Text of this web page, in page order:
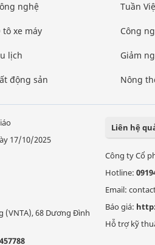
nghệ
tô xe máy
lịch
động sản
Tuần
Công
Giảm
Nông
17/10/2025
(VNTA), 68 Dương Đình
Liên hệ
Công ty Cổ
Hotline:
Email:
Báo giá:
Hỗ trợ kỹ